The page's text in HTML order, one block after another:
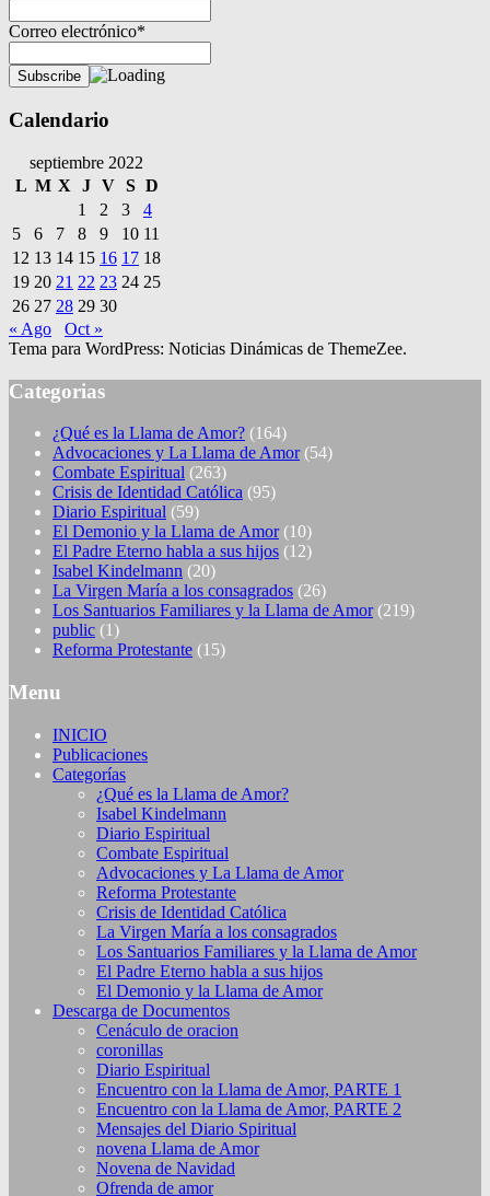
Correo electrónico*
Calendario
septiembre 2022
L M X J V S D
1
2 3
4
5
6 7 8 9 10 11
12 13 14 15 16 17 18
19 20 21 22 23 24 25
26 27 28 29 30
« Ago
Oct »
Tema para WordPress: Noticias Dinámicas de ThemeZee.
Categorias
¿Qué es la Llama de Amor? (164)
Advocaciones y La Llama de Amor(54)
Combate Espiritual (263)
Crisis de Identidad Católica (95)
Diario Espiritual (59)
El Demonio y la Llama de Amor(10)
El Padre Eterno habla a sus hijos (12)
Isabel Kindelmann (20)
La Virgen María a los consagrados (26)
Los Santuarios Familiares y la Llama de Amor(219)
public (1)
Reforma Protestante (15)
Menu
INICIO
Publicaciones
Categorías
¿Qué es la Llama de Amor?
Isabel Kindelmann
Diario Espiritual
Combate Espiritual
Advocaciones y La Llama de Amor
Reforma Protestante
Crisis de Identidad Católica
La Virgen María a los consagrados
Los Santuarios Familiares y la Llama de Amor
El Padre Eterno habla a sus hijos
El Demonio y la Llama de Amor
Descarga de Documentos
Cenáculo de oracion
coronillas
Diario Espiritual
Encuentro con la Llama de Amor, PARTE 1
Encuentro con la Llama de Amor, PARTE 2
Mensajes del Diario Spiritual
novena Llama de Amor
Novena de Navidad
Ofrenda de amor